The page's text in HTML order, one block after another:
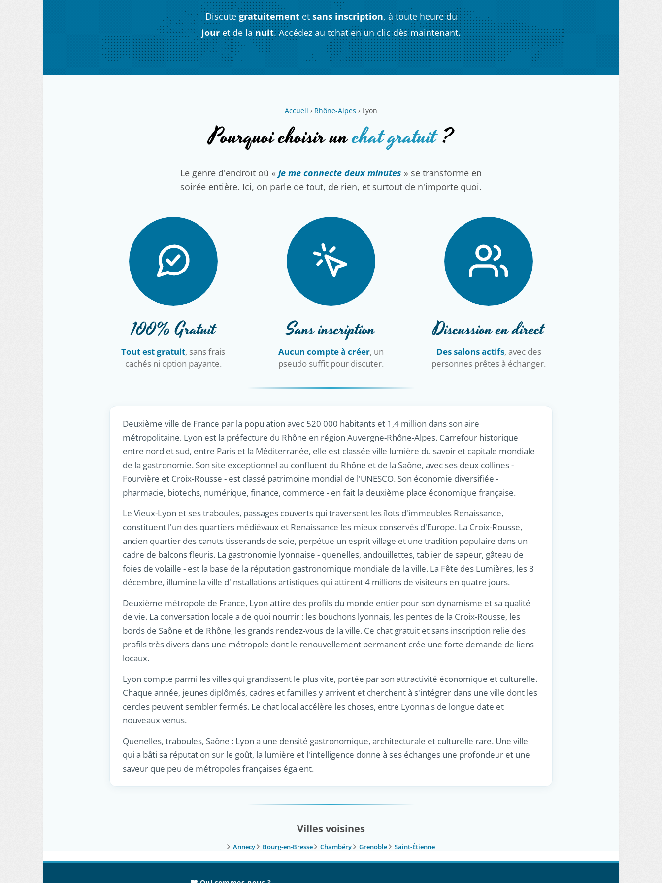
Discutegratuitementet sans inscription, à toute heure du
jouret de lanuit. Accédez au tchat en un clic dès maintenant.
Accueil › Rhône-Alpes › Lyon
Pourquoi choisir unchat gratuit?
Le genre d'endroit où « je me connecte deux minutes » se transforme en
soirée entière. Ici, on parle de tout, de rien, et surtout de n'importe quoi.
100% Gratuit
Tout est gratuit, sans frais
cachés ni option payante.
Sans inscription
Aucun compte à créer, un
pseudo suffit pour discuter.
Discussion en direct
Des salons actifs, avec des
personnes prêtes à échanger.
Deuxième ville de France par la population avec 520 000 habitants et 1,4 million dans son aire
métropolitaine, Lyon est la préfecture du Rhône en région Auvergne-Rhône-Alpes. Carrefour historique
entre nord et sud, entre Paris et la Méditerranée, elle est classée ville lumière du savoir et capitale mondiale
de la gastronomie. Son site exceptionnel au confluent du Rhône et de la Saône, avec ses deux collines -
Fourvière et Croix-Rousse - est classé patrimoine mondial de l'UNESCO. Son économie diversifiée -
pharmacie, biotechs, numérique, finance, commerce - en fait la deuxième place économique française.
Le Vieux-Lyon et ses traboules, passages couverts qui traversent les îlots d'immeubles Renaissance,
constituent l'un des quartiers médiévaux et Renaissance les mieux conservés d'Europe. La Croix-Rousse,
ancien quartier des canuts tisserands de soie, perpétue un esprit village et une tradition populaire dans un
cadre de balcons fleuris. La gastronomie lyonnaise - quenelles, andouillettes, tablier de sapeur, gâteau de
foies de volaille - est la base de la réputation gastronomique mondiale de la ville. La Fête des Lumières, les 8
décembre, illumine la ville d'installations artistiques qui attirent 4 millions de visiteurs en quatre jours.
Deuxième métropole de France, Lyon attire des profils du monde entier pour son dynamisme et sa qualité
de vie. La conversation locale a de quoi nourrir : les bouchons lyonnais, les pentes de la Croix-Rousse, les
bords de Saône et de Rhône, les grands rendez-vous de la ville. Ce chat gratuit et sans inscription relie des
profils très divers dans une métropole dont le renouvellement permanent crée une forte demande de liens
locaux.
Lyon compte parmi les villes qui grandissent le plus vite, portée par son attractivité économique et culturelle.
Chaque année, jeunes diplômés, cadres et familles y arrivent et cherchent à s'intégrer dans une ville dont les
cercles peuvent sembler fermés. Le chat local accélère les choses, entre Lyonnais de longue date et
nouveaux venus.
Quenelles, traboules, Saône : Lyon a une densité gastronomique, architecturale et culturelle rare. Une ville
qui a bâti sa réputation sur le goût, la lumière et l'intelligence donne à ses échanges une profondeur et une
saveur que peu de métropoles françaises égalent.
Villes voisines
Annecy Bourg-en-Bresse Chambéry Grenoble Saint-Étienne